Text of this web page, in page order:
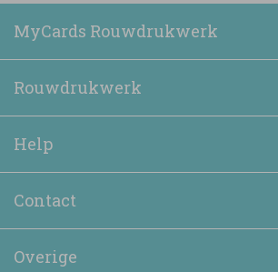
MyCards Rouwdrukwerk
Rouwdrukwerk
Help
Contact
Overige